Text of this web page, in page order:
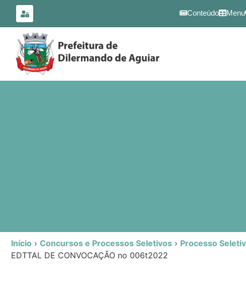
conteúdo
Conteúdo Menu
Início › Concursos e Processos Seletivos › Processo
EDTTAL DE CONVOCAÇÃO no 006t2022